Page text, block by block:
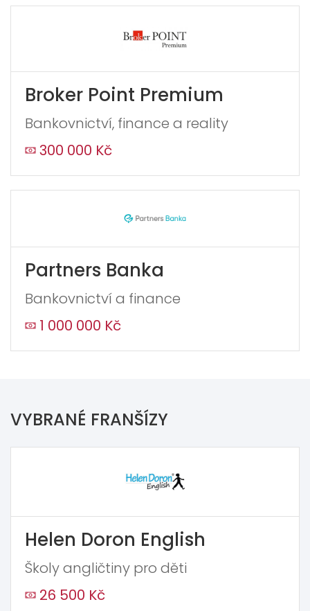
Broker Point Premium
Bankovnictví, finance a reality
300 000 Kč
Partners Banka
Bankovnictví a finance
1 000 000 Kč
VYBRANÉ FRANŠÍZY
Helen Doron English
Školy angličtiny pro děti
26 500 Kč